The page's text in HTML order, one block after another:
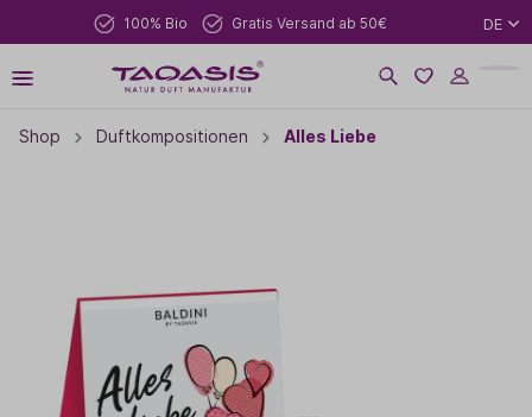
100% Bio Gratis Versand ab 50€ DE
Shop Duftkompositionen Alles Liebe